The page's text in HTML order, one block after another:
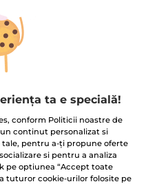
O RECENZIE
când este disponibil
ta e specială!
conform Politicii noastre de
continut personalizat si
pentru a-ți propune oferte
si pentru a analiza
pe optiunea “Accept toate
tuturor cookie-urilor folosite pe